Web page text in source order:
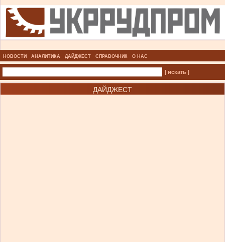
НОВОСТИ АНАЛИТИКА ДАЙДЖЕСТ СПРАВОЧНИК О НАС
| искать |
ДАЙДЖЕСТ